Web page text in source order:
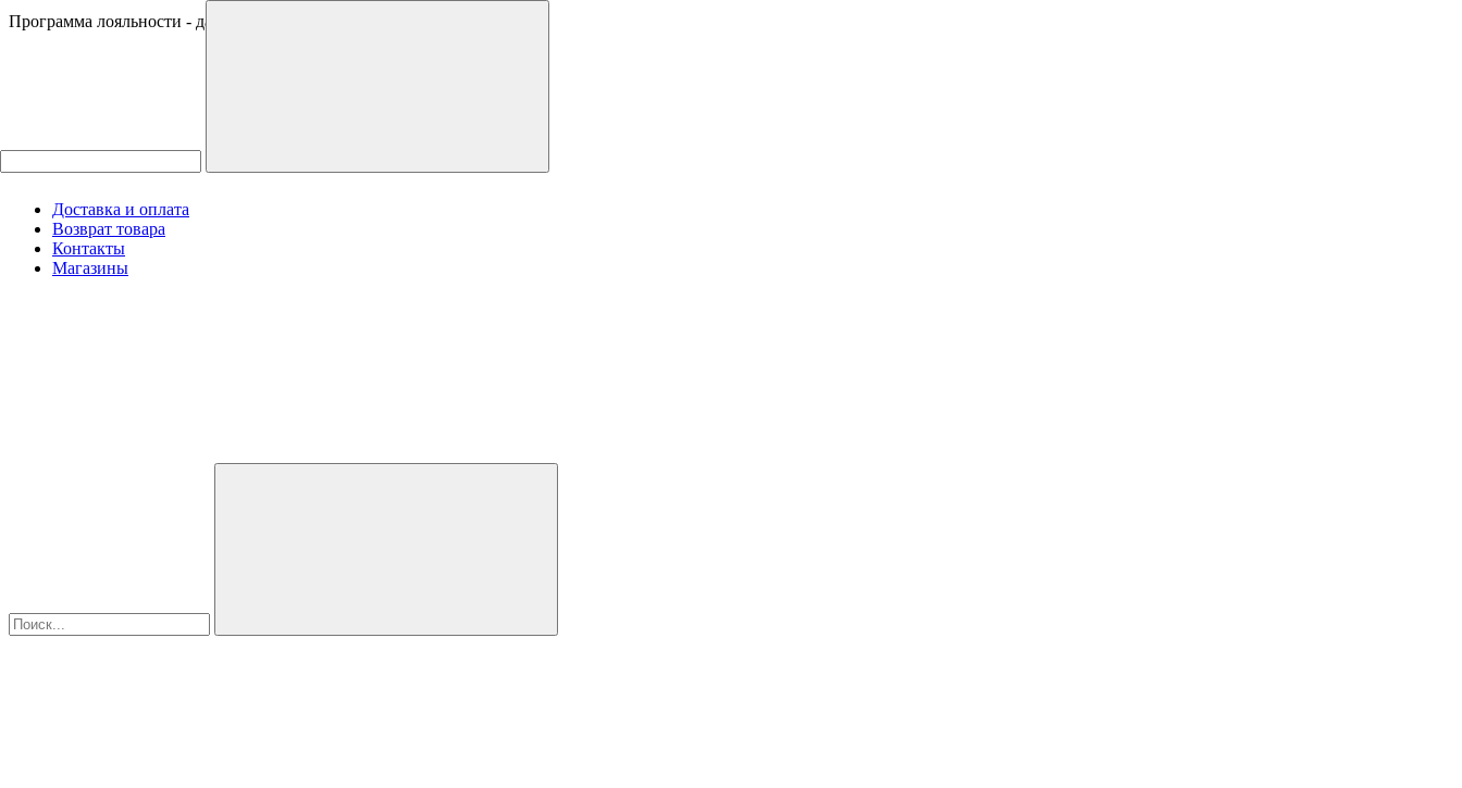
Программа лояльности - дарим 500 ₽ за регистрацию
Доставка и оплата
Возврат товара
Контакты
Магазины